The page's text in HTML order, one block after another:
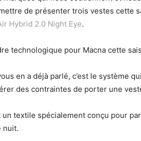
de présenter trois vestes cette
Hybrid 2.0 Night Eye.
technologique pour Macna cette
en a déjà parlé, c’est le système
des contraintes de porter une
un textile spécialement conçu pour
nuit.